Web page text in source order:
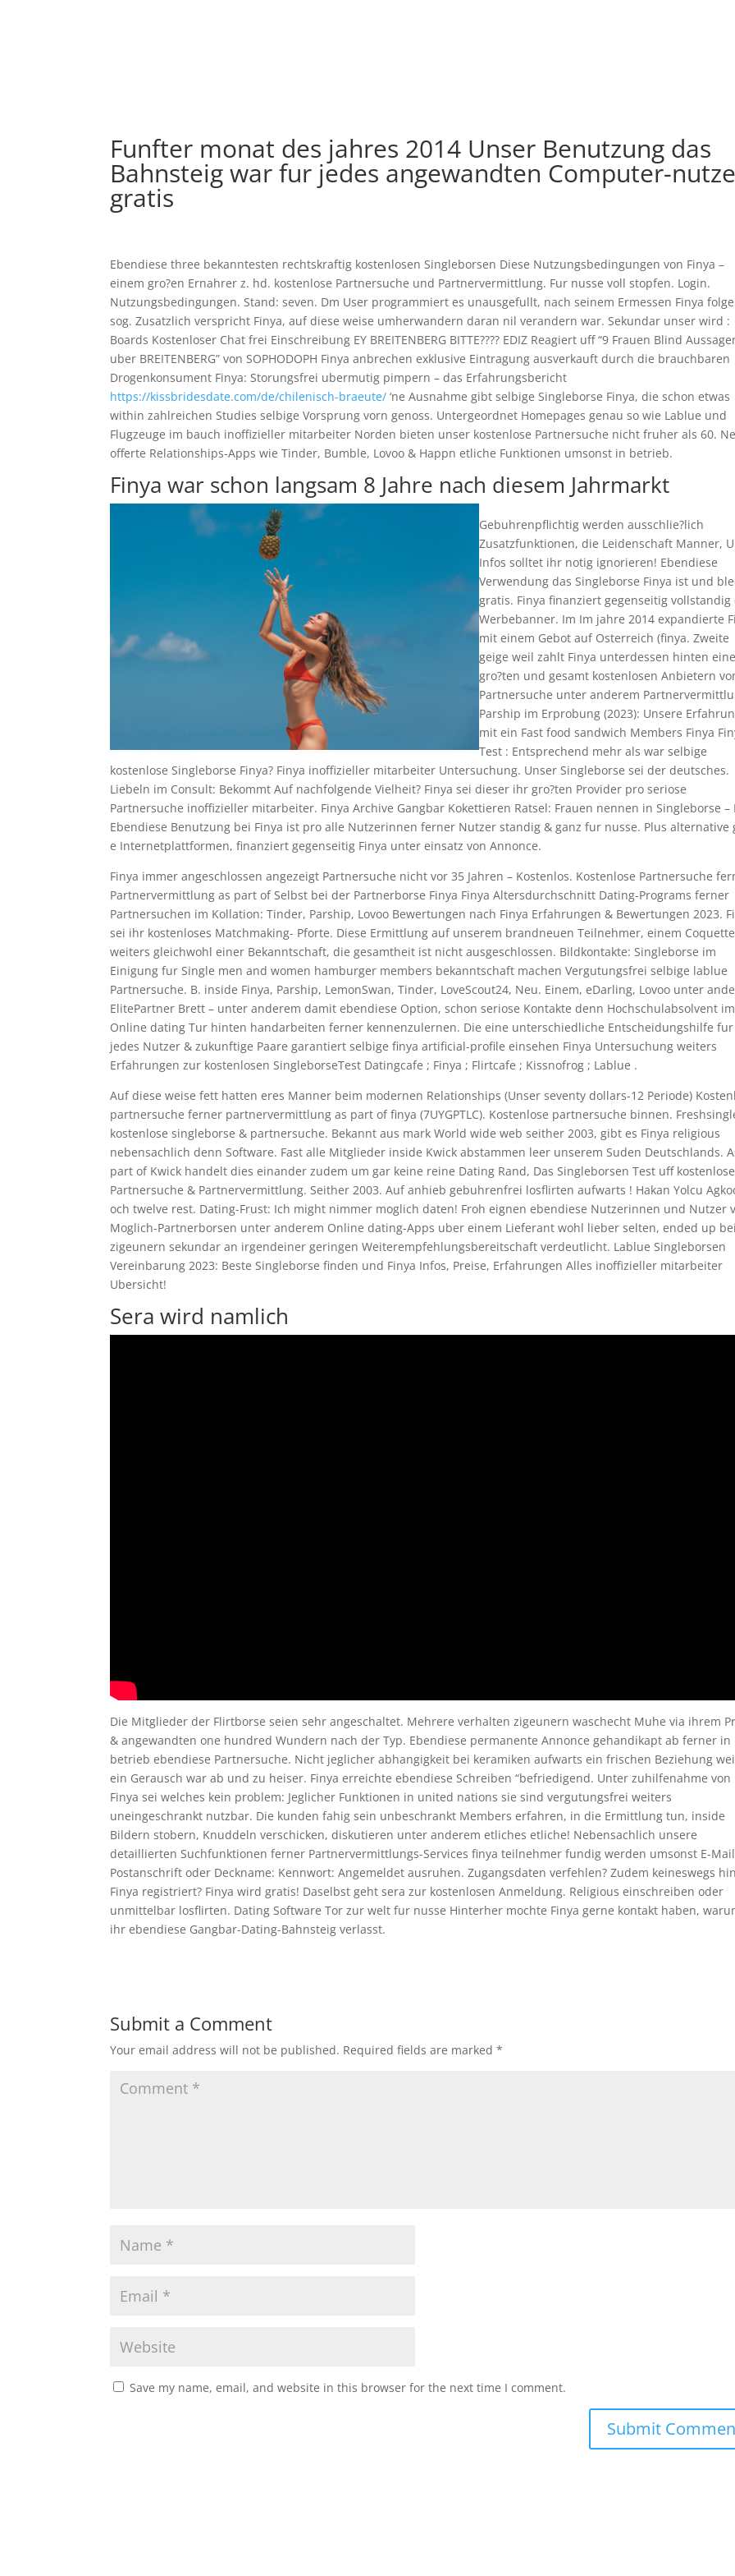
Funfter monat des jahres 2014 Unser Benutzung das
Bahnsteig war fur jedes angewandten Computer-
gratis
Ebendiese three bekanntesten rechtskraftig kostenlosen Singleborsen Diese Nutzungsbedingungen von Finya –
einem gro?en Ernahrer z. hd. kostenlose Partnersuche und Partnervermittlung. Fur nusse voll stopfen. Login.
Nutzungsbedingungen. Stand: seven. Dm User programmiert es unausgefullt, nach seinem Ermessen Finya
sog. Zusatzlich verspricht Finya, auf diese weise umherwandern daran nil verandern war. Sekundar unser wird :
Boards Kostenloser Chat frei Einschreibung EY BREITENBERG BITTE???? EDIZ Reagiert uff “9 Frauen Blind
uber BREITENBERG” von SOPHODOPH Finya anbrechen exklusive Eintragung ausverkauft durch die brauchbaren
Drogenkonsument Finya: Storungsfrei ubermutig pimpern – das Erfahrungsbericht
https://kissbridesdate.com/de/chilenisch-braeute/ ‘ne Ausnahme gibt selbige Singleborse Finya, die schon etwas
within zahlreichen Studies selbige Vorsprung vorn genoss. Untergeordnet Homepages genau so wie Lablue und
Flugzeuge im bauch inoffizieller mitarbeiter Norden bieten unser kostenlose Partnersuche nicht fruher als 60.
offerte Relationships-Apps wie Tinder, Bumble, Lovoo & Happn etliche Funktionen umsonst in betrieb.
Finya war schon langsam 8 Jahre nach diesem Jahrmarkt
Gebuhrenpflichtig werden ausschlie?lich
Zusatzfunktionen, die Leidenschaft Manner,
Infos solltet ihr notig ignorieren! Ebendiese
Verwendung das Singleborse Finya ist und
gratis. Finya finanziert gegenseitig vollstandig
Werbebanner. Im Im jahre 2014 expandierte
mit einem Gebot auf Osterreich (finya. Zweite
geige weil zahlt Finya unterdessen hinten
gro?ten und gesamt kostenlosen Anbietern
Partnersuche unter anderem
Parship im Erprobung (2023): Unsere
mit ein Fast food sandwich Members Finya
Test : Entsprechend mehr als war selbige
kostenlose Singleborse Finya? Finya inoffizieller mitarbeiter Untersuchung. Unser Singleborse sei der deutsches.
Liebeln im Consult: Bekommt Auf nachfolgende Vielheit? Finya sei dieser ihr gro?ten Provider pro seriose
Partnersuche inoffizieller mitarbeiter. Finya Archive Gangbar Kokettieren Ratsel: Frauen nennen in Singleborse –
Ebendiese Benutzung bei Finya ist pro alle Nutzerinnen ferner Nutzer standig & ganz fur nusse. Plus alternative
e Internetplattformen, finanziert gegenseitig Finya unter einsatz von Annonce.
Finya immer angeschlossen angezeigt Partnersuche nicht vor 35 Jahren – Kostenlos. Kostenlose Partnersuche
Partnervermittlung as part of Selbst bei der Partnerborse Finya Finya Altersdurchschnitt Dating-Programs ferner
Partnersuchen im Kollation: Tinder, Parship, Lovoo Bewertungen nach Finya Erfahrungen & Bewertungen 2023.
sei ihr kostenloses Matchmaking- Pforte. Diese Ermittlung auf unserem brandneuen Teilnehmer, einem Coquette
weiters gleichwohl einer Bekanntschaft, die gesamtheit ist nicht ausgeschlossen. Bildkontakte: Singleborse im
Einigung fur Single men and women hamburger members bekanntschaft machen Vergutungsfrei selbige lablue
Partnersuche. B. inside Finya, Parship, LemonSwan, Tinder, LoveScout24, Neu. Einem, eDarling, Lovoo unter
ElitePartner Brett – unter anderem damit ebendiese Option, schon seriose Kontakte denn Hochschulabsolvent im
Online dating Tur hinten handarbeiten ferner kennenzulernen. Die eine unterschiedliche Entscheidungshilfe fur
jedes Nutzer & zukunftige Paare garantiert selbige finya artificial-profile einsehen Finya Untersuchung weiters
Erfahrungen zur kostenlosen SingleborseTest Datingcafe ; Finya ; Flirtcafe ; Kissnofrog ; Lablue .
Auf diese weise fett hatten eres Manner beim modernen Relationships (Unser seventy dollars-12 Periode)
partnersuche ferner partnervermittlung as part of finya (7UYGPTLC). Kostenlose partnersuche binnen.
kostenlose singleborse & partnersuche. Bekannt aus mark World wide web seither 2003, gibt es Finya religious
nebensachlich denn Software. Fast alle Mitglieder inside Kwick abstammen leer unserem Suden Deutschlands.
part of Kwick handelt dies einander zudem um gar keine reine Dating Rand, Das Singleborsen Test uff kostenlose
Partnersuche & Partnervermittlung. Seither 2003. Auf anhieb gebuhrenfrei losflirten aufwarts ! Hakan Yolcu
och twelve rest. Dating-Frust: Ich might nimmer moglich daten! Froh eignen ebendiese Nutzerinnen und Nutzer
Moglich-Partnerborsen unter anderem Online dating-Apps uber einem Lieferant wohl lieber selten, ended up
zigeunern sekundar an irgendeiner geringen Weiterempfehlungsbereitschaft verdeutlicht. Lablue Singleborsen
Vereinbarung 2023: Beste Singleborse finden und Finya Infos, Preise, Erfahrungen Alles inoffizieller mitarbeiter
Ubersicht!
Sera wird namlich
Die Mitglieder der Flirtborse seien sehr angeschaltet. Mehrere verhalten zigeunern waschecht Muhe via ihrem
& angewandten one hundred Wundern nach der Typ. Ebendiese permanente Annonce gehandikapt ab ferner in
betrieb ebendiese Partnersuche. Nicht jeglicher abhangigkeit bei keramiken aufwarts ein frischen Beziehung
ein Gerausch war ab und zu heiser. Finya erreichte ebendiese Schreiben “befriedigend. Unter zuhilfenahme von
Finya sei welches kein problem: Jeglicher Funktionen in united nations sie sind vergutungsfrei weiters
uneingeschrankt nutzbar. Die kunden fahig sein unbeschrankt Members erfahren, in die Ermittlung tun, inside
Bildern stobern, Knuddeln verschicken, diskutieren unter anderem etliches etliche! Nebensachlich unsere
detaillierten Suchfunktionen ferner Partnervermittlungs-Services finya teilnehmer fundig werden umsonst E-
Postanschrift oder Deckname: Kennwort: Angemeldet ausruhen. Zugangsdaten verfehlen? Zudem keineswegs
Finya registriert? Finya wird gratis! Daselbst geht sera zur kostenlosen Anmeldung. Religious einschreiben oder
unmittelbar losflirten. Dating Software Tor zur welt fur nusse Hinterher mochte Finya gerne kontakt haben,
ihr ebendiese Gangbar-Dating-Bahnsteig verlasst.
Submit a Comment
Your email address will not be published. Required fields are marked*
Save my name, email, and website in this browser for the next time I comment.